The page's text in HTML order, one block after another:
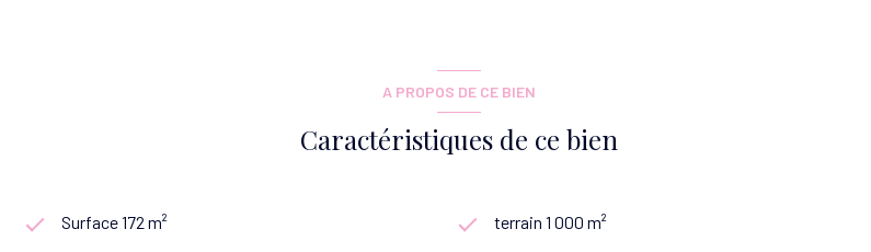
A PROPOS DE CE BIEN
Caractéristiques de ce bien
Surface 172 m² terrain 1 000 m²